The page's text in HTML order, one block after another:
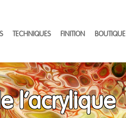
TECHNIQUES FINITION BOUTIQUE
l'acrylique